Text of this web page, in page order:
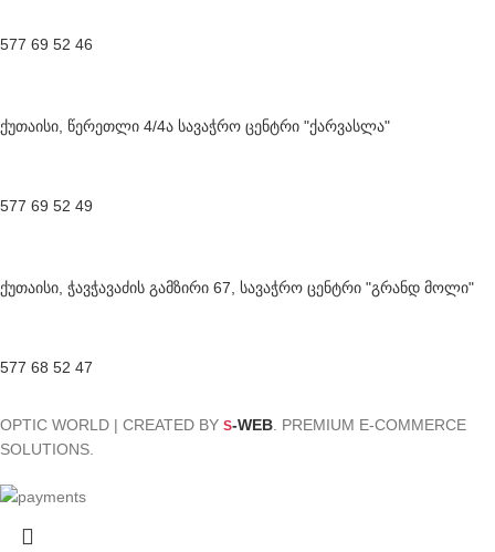
577 69 52 46
ქუთაისი, წერეთლი 4/4ა სავაჭრო ცენტრი "ქარვასლა"
577 69 52 49
ქუთაისი, ჭავჭავაძის გამზირი 67, სავაჭრო ცენტრი "გრანდ მოლი"
577 68 52 47
OPTIC WORLD | CREATED BY S-WEB . PREMIUM E-COMMERCE
SOLUTIONS.